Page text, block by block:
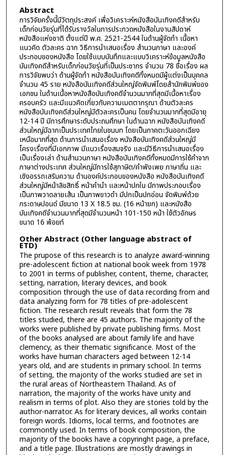
Abstract
การวิจัยครั้งนี้มีวัตถุประสงค์ เพื่อวิเคราะห์หนังสือบันเทิงคดีสำหรับ
เด็กก่อนวัยรุ่นที่ได้รับรางวัลในการประกวดหนังสือในงานสัปดาห์
หนังสือแห่งชาติ ตั้งแต่ปี พ.ศ. 2521-2544 ในด้านผู้จัดทำ เนื้อหา
แนวคิด ตัวละคร ฉาก วิธีการนำเสนอเรื่อง สำนวนภาษา และองค์
ประกอบของหนังสือ โดยใช้แบบบันทึกและแบบวิเคราะห์ข้อมูลหนังสือ
บันเทิงคดีสำหรับเด็กก่อนวัยรุ่นที่เป็นประชากร จำนวน 78 ชื่อเรื่อง ผล
การวิจัยพบว่า ด้านผู้จัดทำ หนังสือบันเทิงคดีทั้งหมดมีผู้แต่งเป็นบุคคล
จำนวน 45 ราย หนังสือบันเทิงคดีส่วนใหญ่จัดพิมพ์โดยสำนักพิมพ์ของ
เอกชน ในด้านเนื้อหาหนังสือบันเทิงคดีจำนวนมากที่สุดมีเนื้อหาเรื่อง
ครอบครัว และมีแนวคิดเกี่ยวกับความเมตตากรุณา ด้านตัวละคร
หนังสือบันเทิงคดีส่วนใหญ่มีตัวละครเป็นคน โดยจำนวนมากที่สุดมีอายุ
12-14 ปี มีการศึกษาระดับประถมศึกษา ในด้านฉาก หนังสือบันเทิงคดี
ส่วนใหญ่มีฉากเป็นประเทศไทยในชนบท โดยเป็นภาคตะวันออกเฉียง
เหนือมากที่สุด ด้านการนำเสนอเรื่อง หนังสือบันเทิงคดีส่วนใหญ่มี
โครงเรื่องที่มีเอกภาพ มีแนวเรื่องสมจริง และมีวิธีการนำเสนอเรื่อง
เป็นเรื่องเล่า ด้านสำนวนภาษา หนังสือบันเทิงคดีทั้งหมดมีการใช้คำจาก
ภาษาต่างประเทศ ส่วนใหญ่มีการใช้สุภาษิต/คำพังเพย ภาษาถิ่น และ
เชิงอรรถเสริมความ ด้านองค์ประกอบของหนังสือ หนังสือบันเทิงคดี
ส่วนใหญ่มีหน้าลิขสิทธิ์ หน้าคำนำ และหน้าปกใน มีภาพประกอบเรื่อง
เป็นภาพวาดลายเส้น เป็นภาพขาวดำ มีปกเป็นปกอ่อน จัดพิมพ์ด้วย
กระดาษปอนด์ มีขนาด 13 X 18.5 ซม. (16 หน้ายก) และหนังสือ
บันเทิงคดีจำนวนมากที่สุดมีจำนวนหน้า 101-150 หน้า ใช้ตัวอักษร
ขนาด 16 พ้อยท์
Other Abstract (Other language abstract of
ETD)
The prupose of this research is to analyze award-winning
pre-adolescent fiction at national book week from 1978
to 2001 in terms of publisher, content, theme, character,
setting, narration, literary devices, and book
composition through the use of data recording from and
data analyzing form for 78 titles of pre-adolescent
fiction. The research result reveals that form the 78
titles studied, there are 45 authors. The majority of the
works were published by private publishing firms. Most
of the books analysed are about family life and have
clemency, as their thematic significance. Most of the
works have human characters aged between 12-14
years old, and are students in primary school. In terms
of setting, the majority of the works studied are set in
the rural areas of Northeastern Thailand. As of
narration, the majority of the works have unity and
realism in terms of plot. Also they are stories told by the
author-narrator. As for literary devices, all works contain
foreign words. Idioms, local terms, and footnotes are
commontly used. In terms of book composition, the
majority of the books have a copyringht page, a preface,
and a title page. Illustrations are mostly drawings in